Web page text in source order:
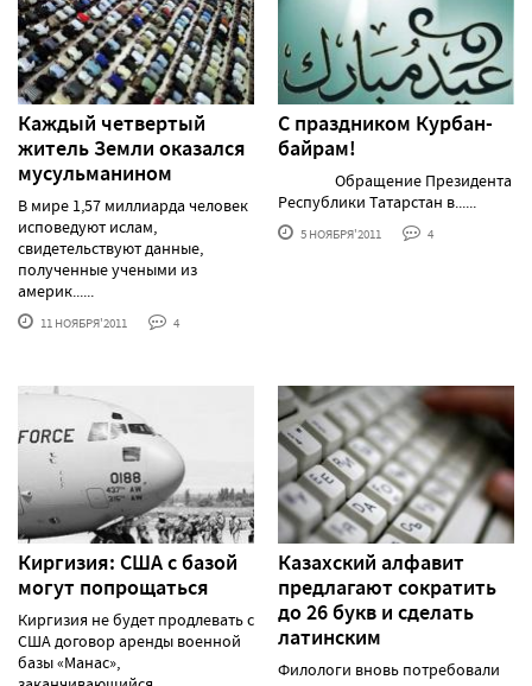
Каждый четвертый
житель Земли оказался
мусульманином
В мире 1,57 миллиарда человек
исповедуют ислам,
свидетельствуют данные,
полученные учеными из
америк......
11 НОЯБРЯ'2011 4
С праздником Курбан-
байрам!
Обращение Президента
Республики Татарстан в......
5 НОЯБРЯ'2011 4
Киргизия: США с базой
могут попрощаться
Киргизия не будет продлевать с
США договор аренды военной
базы «Манас»,
Казахский алфавит
предлагают сократить
до 26 букв и сделать
латинским
Филологи вновь потребовали